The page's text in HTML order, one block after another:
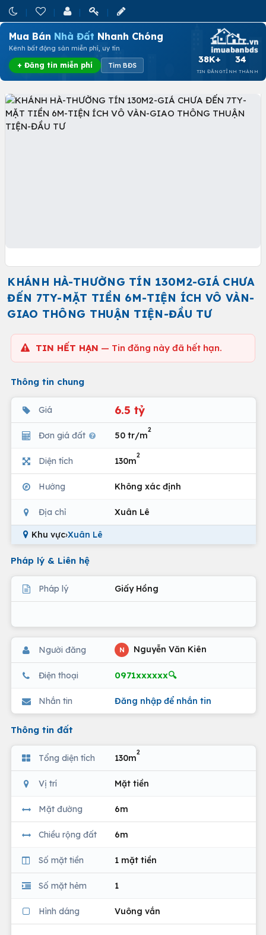
Mua Bán Nhà Đất Nhanh Chóng
Kênh bất động sản miễn phí, uy tín
+ Đăng tin miễn phí Tìm BĐS
38K+
TIN ĐĂNG
34
TỈNH THÀNH
KHÁNH HÀ-THƯỜNG TÍN 130M2-GIÁ CHƯA
ĐẾN 7TY-MẶT TIỀN 6M-TIỆN ÍCH VÔ VÀN-
GIAO THÔNG THUẬN TIỆN-ĐẦU TƯ
TIN HẾT HẠN — Tin đăng này đã hết hạn.
Thông tin chung
Giá 6.5 tỷ
Đơn giá đất 50 tr/m
2
Diện tích 130m
2
Hướng Không xác định
Địa chỉ Xuân Lê
Khu vực›Xuân Lê
Pháp lý & Liên hệ
Pháp lý Giấy Hồng
Người đăng N Nguyễn Văn Kiên
Điện thoại 0971xxxxxx🔍
Nhắn tin Đăng nhập để nhắn tin
Thông tin đất
Tổng diện tích 130m
2
Vị trí Mặt tiền
Mặt đường 6m
Chiều rộng đất 6m
Số mặt tiền 1 mặt tiền
Số mặt hẻm 1
Hình dáng Vuông vắn